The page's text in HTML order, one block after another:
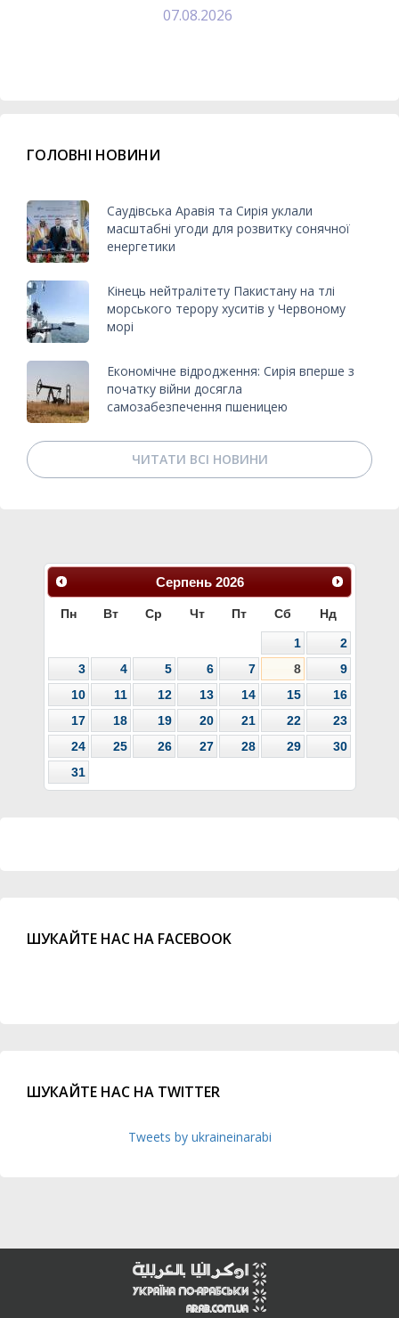
07.08.2026
ГОЛОВНІ НОВИНИ
Саудівська Аравія та Сирія уклали
масштабні угоди для розвитку сонячної
енергетики
Кінець нейтралітету Пакистану на тлі
морського терору хуситів у Червоному
морі
Економічне відродження: Сирія вперше з
початку війни досягла
самозабезпечення пшеницею
ЧИТАТИ ВСІ НОВИНИ
Серпень 2026
Пн Вт Ср Чт Пт Сб Нд
1
2
3
4 5 6 7 8
9
10
11 12 13 14 15
16
17
18 19 20 21 22
23
24
25 26 27 28 29
30
31
ШУКАЙТЕ НАС НА FACEBOOK
ШУКАЙТЕ НАС НА TWITTER
Tweets by ukraineinarabi